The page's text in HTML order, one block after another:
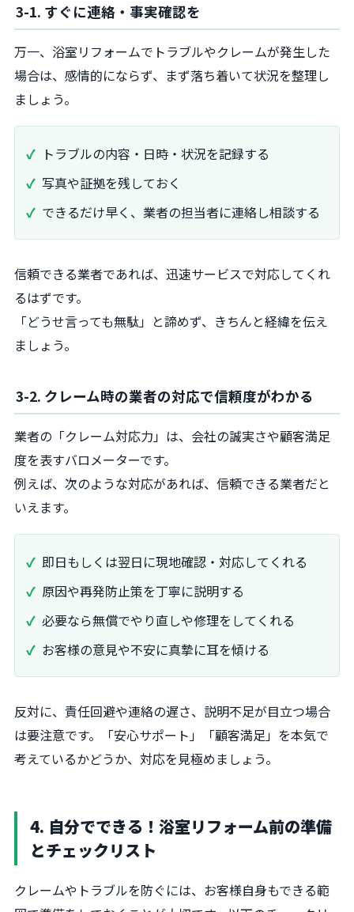
3-1. すぐに連絡・事実確認を
万一、浴室リフォームでトラブルやクレームが発生した
場合は、感情的にならず、まず落ち着いて状況を整理し
ましょう。
トラブルの内容・日時・状況を記録する
写真や証拠を残しておく
できるだけ早く、業者の担当者に連絡し相談する
信頼できる業者であれば、迅速サービスで対応してくれ
るはずです。
「どうせ言っても無駄」と諦めず、きちんと経緯を伝え
ましょう。
3-2. クレーム時の業者の対応で信頼度がわかる
業者の「クレーム対応力」は、会社の誠実さや顧客満足
度を表すバロメーターです。
例えば、次のような対応があれば、信頼できる業者だと
いえます。
即日もしくは翌日に現地確認・対応してくれる
原因や再発防止策を丁寧に説明する
必要なら無償でやり直しや修理をしてくれる
お客様の意見や不安に真摯に耳を傾ける
反対に、責任回避や連絡の遅さ、説明不足が目立つ場合
は要注意です。「安心サポート」「顧客満足」を本気で
考えているかどうか、対応を見極めましょう。
4. 自分でできる！浴室リフォーム前の準備
とチェックリスト
クレームやトラブルを防ぐには、お客様自身もできる範